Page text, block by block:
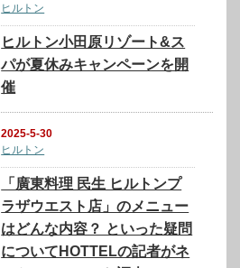
ヒルトン
ヒルトン小田原リゾート&ス
パが夏休みキャンペーンを開
催
2025-5-30
ヒルトン
「廣東料理 民生 ヒルトンプ
ラザウエスト店」のメニュー
はどんな内容？ といった疑問
についてHOTTELの記者がネ